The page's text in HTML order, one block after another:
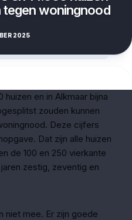
tegen woningnood
2025
huizen en in Alkmaar bijna
zouden kunnen
Deze cijfers
Dat zijn alle huizen
de 100 en 250 vierkante
zestig, zeventig en
niet mee. Er zijn goede